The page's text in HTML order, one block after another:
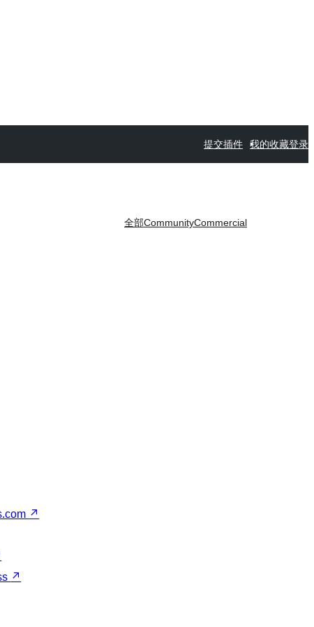
提交插件 我的收藏登录
全部CommunityCommercial
↗
↗